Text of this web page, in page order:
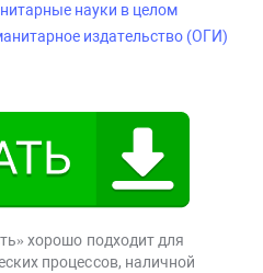
науки в целом
издательство (ОГИ)
хорошо подходит для
процессов, наличной